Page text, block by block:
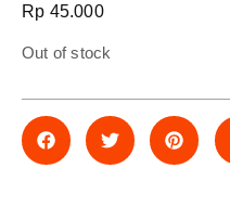
Rp 45.000
Out of stock